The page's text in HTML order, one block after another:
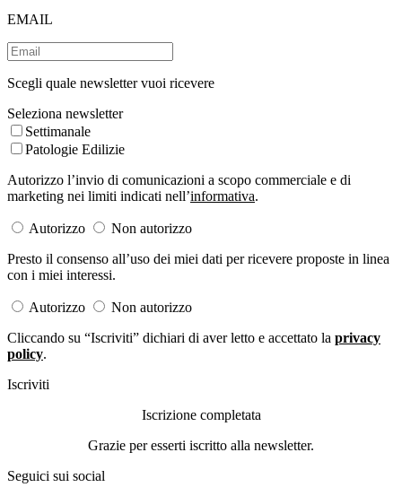
EMAIL
Scegli quale newsletter vuoi ricevere
Seleziona newsletter
Settimanale
Patologie Edilizie
Autorizzo l’invio di comunicazioni a scopo commerciale e di
marketing nei limiti indicati nell’informativa.
Autorizzo
Non autorizzo
Presto il consenso all’uso dei miei dati per ricevere proposte in linea
con i miei interessi.
Autorizzo
Non autorizzo
Cliccando su “Iscriviti” dichiari di aver letto e accettato la privacy
policy.
Iscriviti
Iscrizione completata
Grazie per esserti iscritto alla newsletter.
Seguici sui social